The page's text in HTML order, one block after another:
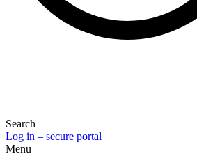
Search
Log in – secure portal
Menu